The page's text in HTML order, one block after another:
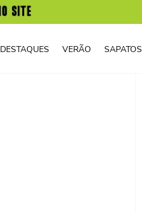
DESTAQUES VERÃO SAPATOS